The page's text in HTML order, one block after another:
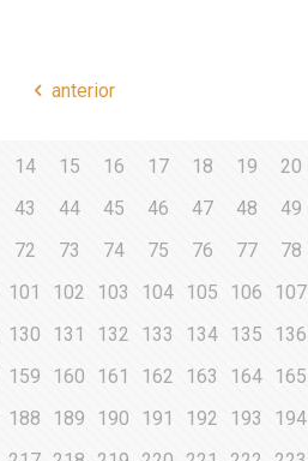
anterior
14 15 16 17 18 19 20
43 44 45 46 47 48 49
72 73 74 75 76 77 78
101 102 103 104 105 106 107
130 131 132 133 134 135 136
159 160 161 162 163 164 165
188 189 190 191 192 193 194